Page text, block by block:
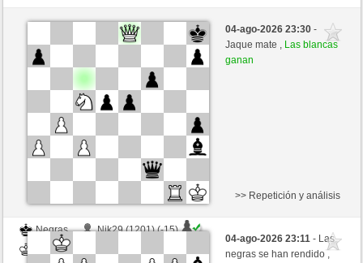
Negras
bandolero (1216) (+17)
Fliese (1239) (-17)
Tiempo: 9 minutes/side + 9 seconds/move
Esta partida es por puntos
04-ago-2026 23:30-
Jaque mate , Las blancas
ganan
Negras
Nik29 (1201) (-15)
Blancas
>> Repetición y análisis
04-ago-2026 23:11- Las
negras se han rendido ,